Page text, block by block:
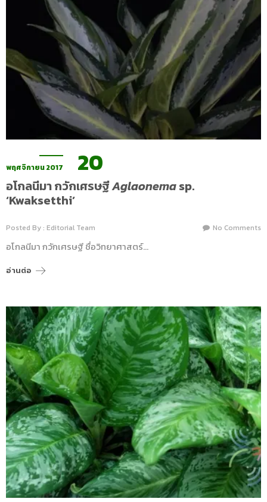
พฤศจิกายน 2017 20
อโกลนีมา กวักเศรษฐีAglaonemasp.
‘Kwaksetthi’
Posted By : Editorial Team No Comments
อโกลนีมา กวักเศรษฐี ชื่อวิทยาศาสตร์…
อ่านต่อ